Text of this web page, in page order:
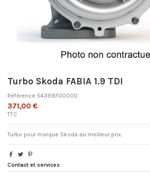
Turbo Skoda FABIA 1.9 TDI
Référence 54399700000
371,00 €
TTC
Turbo pour marque Skoda au meilleur prix.
Contact et services